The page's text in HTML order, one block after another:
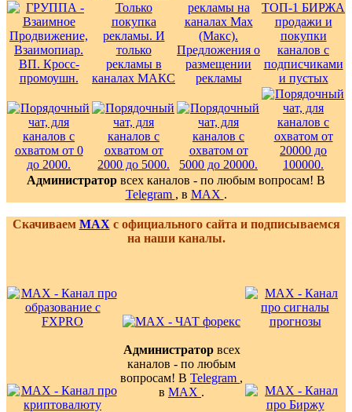
Администратор всех каналов - по любым вопросам! В
Telegram , в MAX .
Скачиваем MAX с официального сайта и подписываемся
на наши каналы.
Администраторвсех
каналов - по любым
вопросам! В Telegram ,
в MAX .